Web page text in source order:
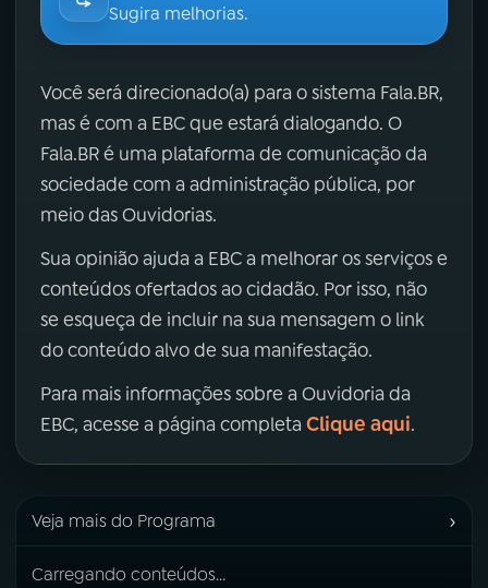
Sugira melhorias.
Você será direcionado(a) para o sistema Fala.BR,
mas é com a EBC que estará dialogando. O
Fala.BR é uma plataforma de comunicação da
sociedade com a administração pública, por
meio das Ouvidorias.
Sua opinião ajuda a EBC a melhorar os serviços e
conteúdos ofertados ao cidadão. Por isso, não
se esqueça de incluir na sua mensagem o link
do conteúdo alvo de sua manifestação.
Para mais informações sobre a Ouvidoria da
EBC, acesse a página completa Clique aqui.
Veja mais do Programa ›
Carregando conteúdos...